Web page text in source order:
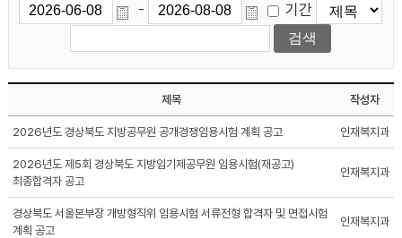
- 기간
제목 작성자
2026년도 경상북도 지방공무원 공개경쟁임용시험 계획 공고 인재복지과
2026년도 제5회 경상북도 지방임기제공무원 임용시험(재공고)
최종합격자 공고
인재복지과
경상북도 서울본부장 개방형직위 임용시험 서류전형 합격자 및 면접시험
계획 공고
인재복지과